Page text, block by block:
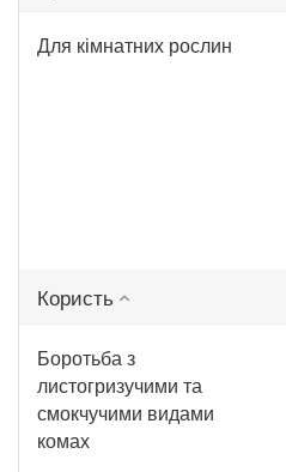
Для кімнатних рослин
Користь
Боротьба з
листогризучими та
смокчучими видами
комах